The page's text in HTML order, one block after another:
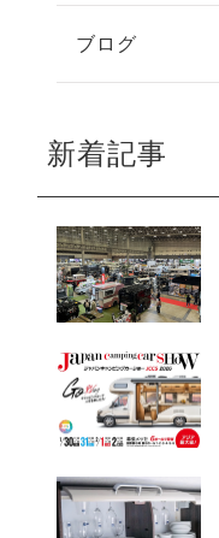
ブログ
新着記事